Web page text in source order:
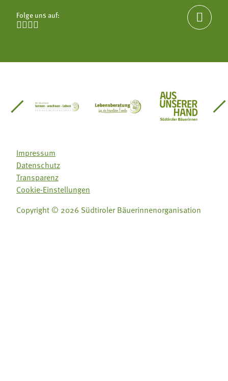
Folge uns auf:


Südtirol
Gärtnervereinigung
Sozialgenossenschaft Mit Bäuerinnen lernen -
Lebensberatung für dieAus unserer
Impressum
Datenschutz
Transparenz
Cookie-Einstellungen
Copyright © 2026 Südtiroler Bäuerinnenorganisation